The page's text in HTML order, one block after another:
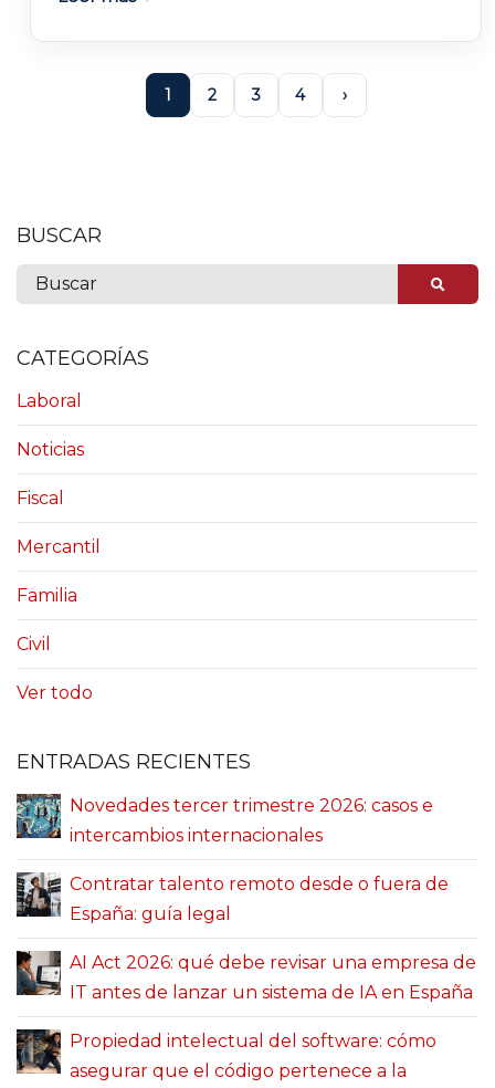
1 2 3 4 ›
BUSCAR
CATEGORÍAS
Laboral
Noticias
Fiscal
Mercantil
Familia
Civil
Ver todo
ENTRADAS RECIENTES
Novedades tercer trimestre 2026: casos e
intercambios internacionales
Contratar talento remoto desde o fuera de
España: guía legal
AI Act 2026: qué debe revisar una empresa de
IT antes de lanzar un sistema de IA en España
Propiedad intelectual del software: cómo
asegurar que el código pertenece a la